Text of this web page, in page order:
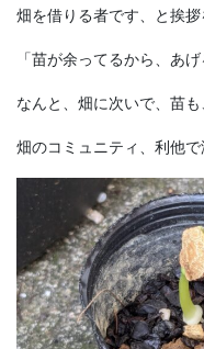
畑を借りる者です、と挨拶
「苗が余ってるから、あげ
なんと、畑に次いで、苗も
畑のコミュニティ、利他